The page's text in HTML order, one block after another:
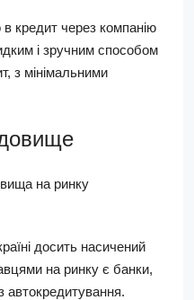
в кредит через компанію
і зручним способом
з мінімальними
на ринку
досить насичений
на ринку є банки,
автокредитування.